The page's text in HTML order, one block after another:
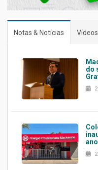
Notas & Notícias
do